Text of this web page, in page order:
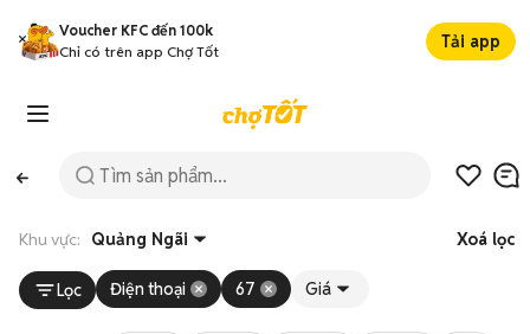
Voucher KFC đến 100k
Chỉ có trên app Chợ Tốt
Tải app
Khu vực: Quảng Ngãi Xoá lọc
Lọc Điện thoại 67 Giá